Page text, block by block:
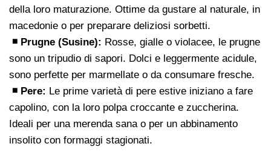
della loro maturazione. Ottime da gustare al naturale, in
macedonie o per preparare deliziosi sorbetti.
◾ Prugne (Susine): Rosse, gialle o violacee, le prugne
sono un tripudio di sapori. Dolci e leggermente acidule,
sono perfette per marmellate o da consumare fresche.
◾ Pere: Le prime varietà di pere estive iniziano a fare
capolino, con la loro polpa croccante e zuccherina.
Ideali per una merenda sana o per un abbinamento
insolito con formaggi stagionati.